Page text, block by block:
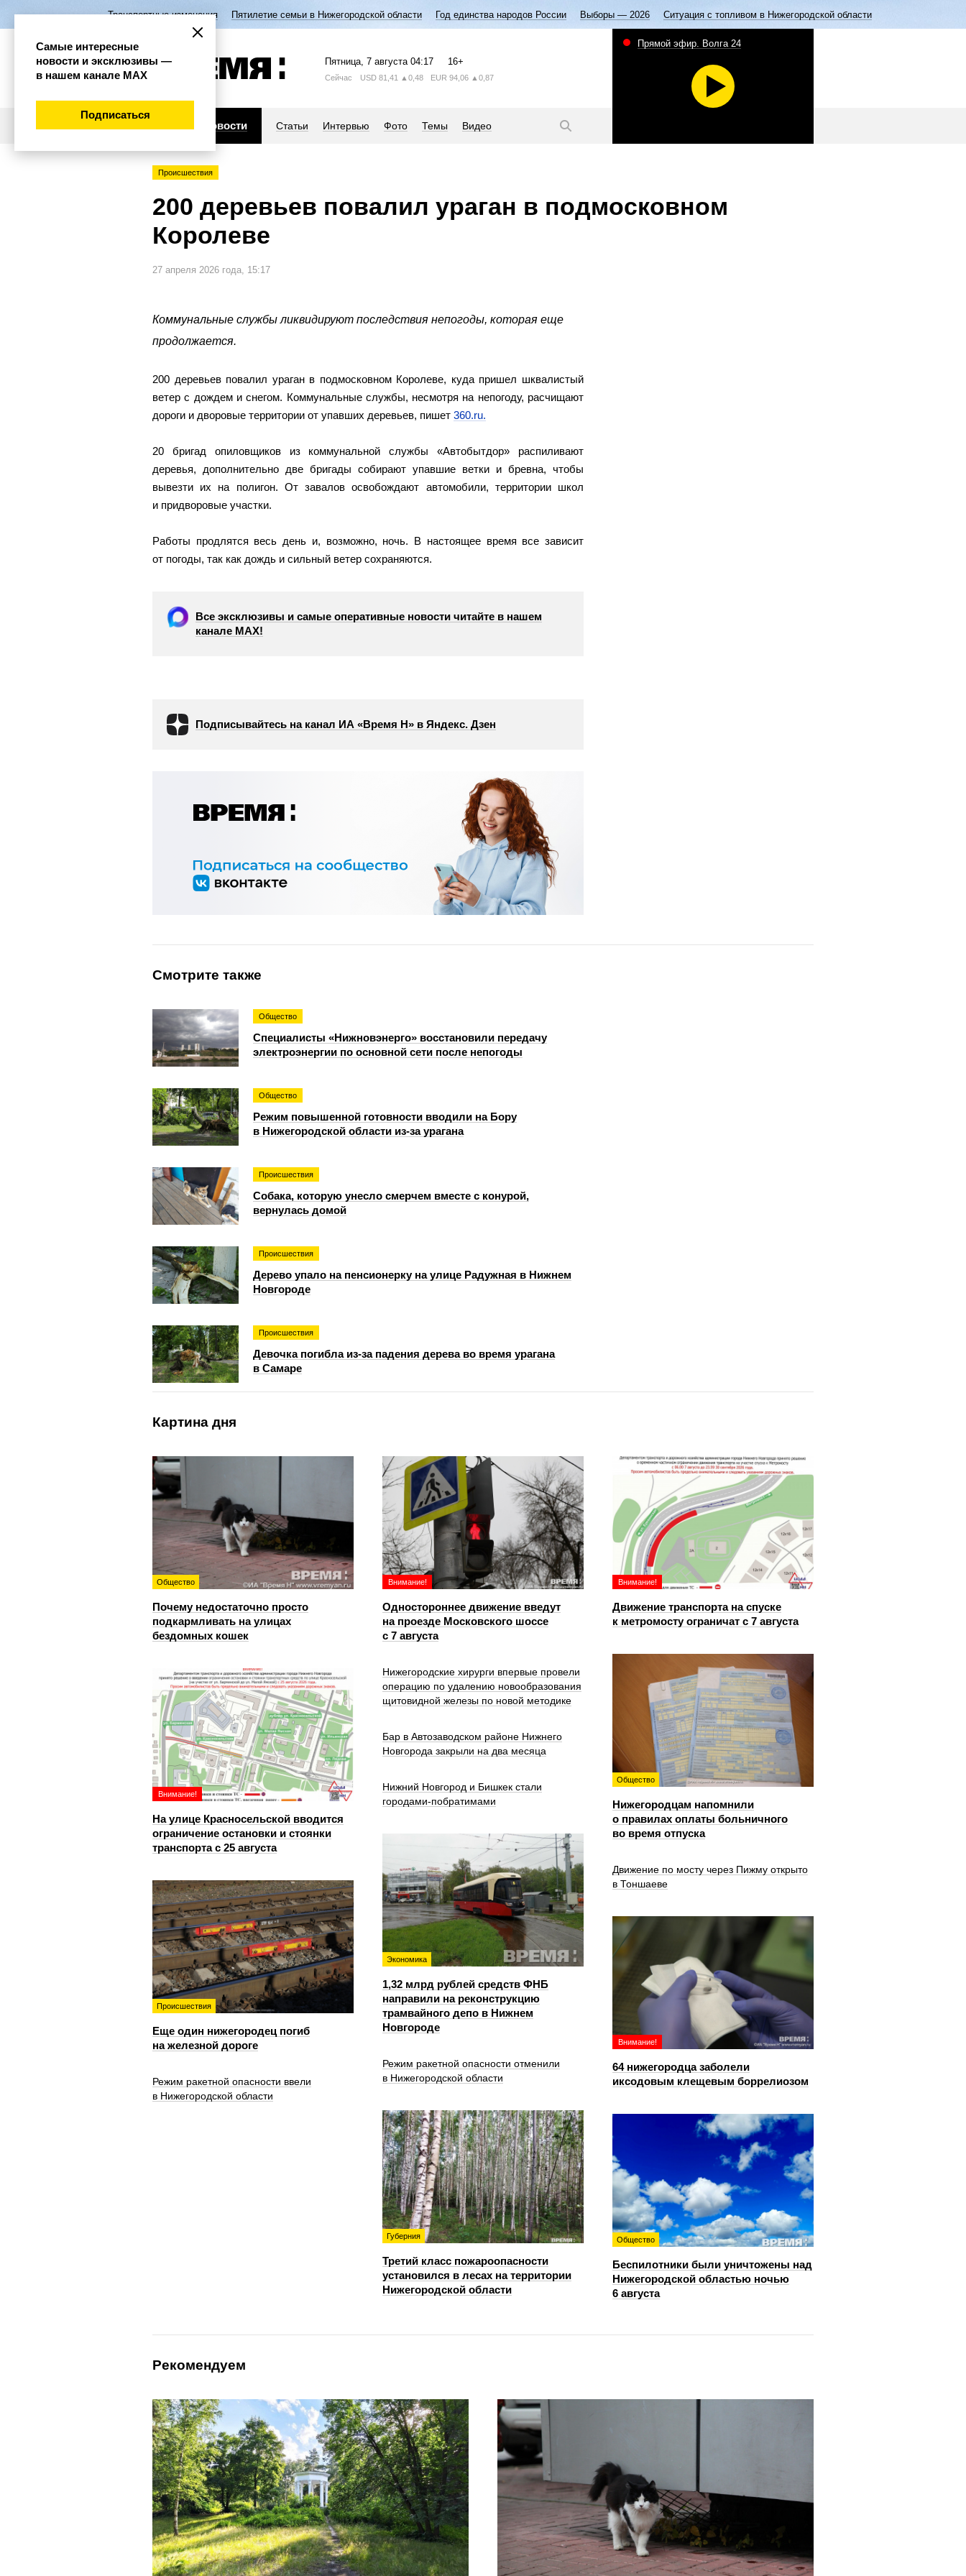
Транспортные изменения Пятилетие семьи в Нижегородской области Год единства народов России Выборы — 2026 Ситуация с топливом в Нижегородской области
Пятница, 7 августа 04:17 16+
Сейчас USD 81,41 ▲0,48 EUR 94,06 ▲0,87
Новости Статьи Интервью Фото Темы Видео
Прямой эфир. Волга 24
Происшествия
200 деревьев повалил ураган в подмосковном
Королеве
27 апреля 2026 года, 15:17
Коммунальные службы ликвидируют последствия непогоды, которая еще
продолжается.
200 деревьев повалил ураган в подмосковном Королеве, куда пришел шквалистый
ветер с дождем и снегом. Коммунальные службы, несмотря на непогоду, расчищают
дороги и дворовые территории от упавших деревьев, пишет 360.ru.
20 бригад опиловщиков из коммунальной службы «Автобытдор» распиливают
деревья, дополнительно две бригады собирают упавшие ветки и бревна, чтобы
вывезти их на полигон. От завалов освобождают автомобили, территории школ
и придворовые участки.
Работы продлятся весь день и, возможно, ночь. В настоящее время все зависит
от погоды, так как дождь и сильный ветер сохраняются.
Все эксклюзивы и самые оперативные новости читайте в нашем
канале МАХ!
Подписывайтесь на канал ИА «Время Н» в Яндекс. Дзен
Смотрите также
Общество
Специалисты «Нижновэнерго» восстановили передачу
электроэнергии по основной сети после непогоды
Общество
Режим повышенной готовности вводили на Бору
в Нижегородской области из-за урагана
Происшествия
Собака, которую унесло смерчем вместе с конурой,
вернулась домой
Происшествия
Дерево упало на пенсионерку на улице Радужная в Нижнем
Новгороде
Происшествия
Девочка погибла из-за падения дерева во время урагана
в Самаре
Картина дня
Общество
Почему недостаточно просто
подкармливать на улицах
бездомных кошек
Внимание!
Одностороннее движение введут
на проезде Московского шоссе
с 7 августа
Внимание!
Движение транспорта на спуске
к метромосту ограничат с 7 августа
Общество
Нижегородцам напомнили
о правилах оплаты больничного
во время отпуска
Внимание!
На улице Красносельской вводится
ограничение остановки и стоянки
транспорта с 25 августа
Нижегородские хирурги впервые провели
операцию по удалению новообразования
щитовидной железы по новой методике
Бар в Автозаводском районе Нижнего
Новгорода закрыли на два месяца
Нижний Новгород и Бишкек стали
городами-побратимами
Экономика
1,32 млрд рублей средств ФНБ
направили на реконструкцию
трамвайного депо в Нижнем
Новгороде
Движение по мосту через Пижму открыто
в Тоншаеве
Происшествия
Еще один нижегородец погиб
на железной дороге
Внимание!
64 нижегородца заболели
иксодовым клещевым боррелиозом
Режим ракетной опасности отменили
в Нижегородской области
Режим ракетной опасности ввели
в Нижегородской области
Губерния
Третий класс пожароопасности
установился в лесах на территории
Нижегородской области
Общество
Беспилотники были уничтожены над
Нижегородской областью ночью
6 августа
Рекомендуем
Самые интересные
новости и эксклюзивы —
в нашем канале МАХ
Подписаться